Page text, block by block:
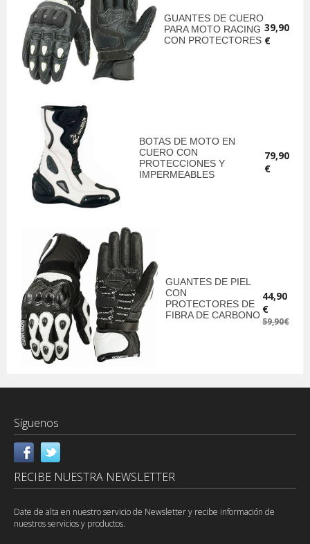
GUANTES DE CUERO
PARA MOTO RACING
CON PROTECTORES
39,90
€
BOTAS DE MOTO EN
CUERO CON
PROTECCIONES Y
IMPERMEABLES
79,90
€
GUANTES DE PIEL
CON
PROTECTORES DE
FIBRA DE CARBONO
44,90
€
59,90€
Síguenos
RECIBE NUESTRA NEWSLETTER
Date de alta en nuestro servicio de Newsletter y recibe información de
nuestros servicios y productos.